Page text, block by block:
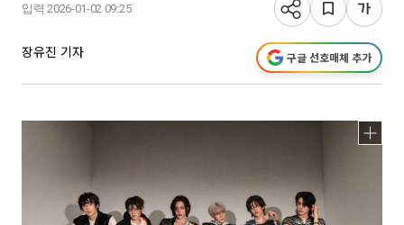
입력 2026-01-02 09:25
장유진 기자 구글 선호매체 추가